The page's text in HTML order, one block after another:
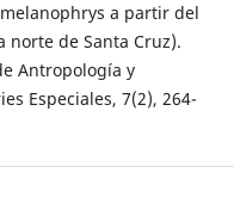
a partir del
norte de Santa Cruz).
Antropología y
Especiales, 7(2), 264-